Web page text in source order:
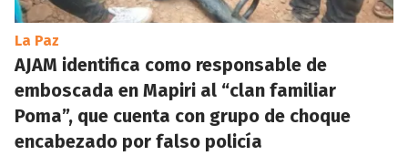
La Paz
AJAM identifica como responsable de
emboscada en Mapiri al “clan familiar
Poma”, que cuenta con grupo de choque
encabezado por falso policía